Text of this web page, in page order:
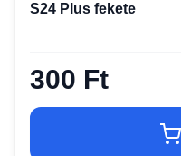
S24 Plus fekete
300 Ft